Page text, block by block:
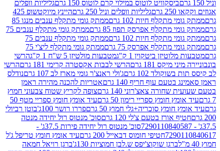
ביסקוויט לוטוס במילוי קרם לוטוס 150 גרם
גליליות וופלים
גרם
גליליות וופלים וניל 250 גרם
היינץ מיוקטשופ 425
מתקלף חיות 102 גרם
ממתק גומי מתקלף ענבים מנגו 85
מתקלף אפרסק תפוז 85 גרם
ממתק גומי מתקלף ענבים 75
מתקלף חיות 102 גרם
ממתק גומי מתקלף ענבים 75
מתקלף אפרסק 75 גרם
ממתק גומי מתקלף ליצ'י 75
ביטקוין 1 ק"ג
מטבעות מולטיזן 5 ש"ח 1 ק"ג
הרשי
מיקס 181 גרם
הרשי לבבות אקסטרה קרימי 181 גרם
הרשי
102 גרם
ג'ולי ראנצ'ר גומי מארז לב 107 גרם
נודלס
עוף חריף 140 גרם
אטריות להכנה מהירה ראמן
שחורה צאצ'רוני 140 גרם
צופה לקריץ שטוח צבעוני חמוץ
חומץ ספריי רימון 50 גרם
עיד אומץ חומץ ספריי מטף 50
חומץ סוכריה+גלי חמוץ 50 גרם
פררו רושר 100ג'
בוטן רביולי
אורז בטעם צ'לי 120 גרם
סוכ' מנטוס רול יחידה מנטה
סוכ' מנטוס רול יחידה פירות 37.5ג' -
חטיפי חומוס דבאייל 200 גרם
עיד אומץ חומץ טריפל ג'ל
ברגן שוקוצ'יפס ש.לבן חמוציות 130ג'
ברגן רויאל חמאה